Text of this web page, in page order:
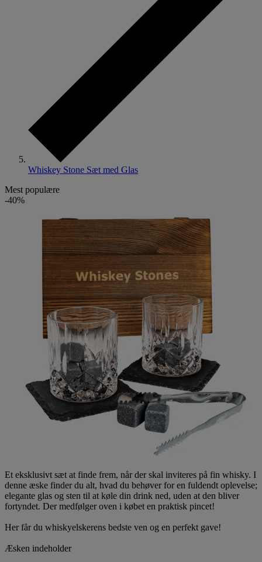
Whiskey Stone Sæt med Glas
Mest populære
-40%
Et eksklusivt sæt at finde frem, når der skal inviteres på fin whisky. I
denne æske finder du alt, hvad du behøver for en fuldendt oplevelse;
elegante glas og sten til at køle din drink ned, uden at den bliver
fortyndet. Der medfølger oven i købet en praktisk pincet!
Her får du whiskyelskerens bedste ven og en perfekt gave!
Æsken indeholder